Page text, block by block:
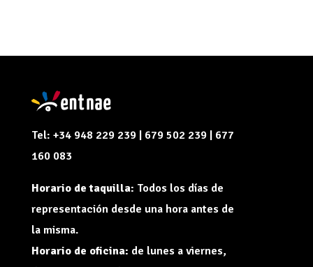
Tel: +34 948 229 239 | 679 502 239 | 677
160 083
Horario de taquilla: Todos los días de
representación desde una hora antes de
la misma.
Horario de oficina: de lunes a viernes,